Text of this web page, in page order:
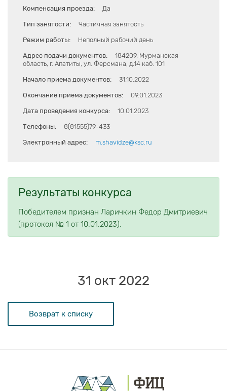
Компенсация проезда: Да
Тип занятости: Частичная занятость
Режим работы: Неполный рабочий день
Адрес подачи документов:
184209, Мурманская
область, г. Апатиты, ул. Ферсмана, д.14 каб. 101
Начало приема документов: 31.10.2022
Окончание приема документов: 09.01.2023
Дата проведения конкурса: 10.01.2023
Телефоны: 8(81555)79-433
Электронный адрес: m.shavidze@ksc.ru
Результаты конкурса
Победителем признан Ларичкин Федор Дмитриевич
(протокол № 1 от 10.01.2023).
Возврат к списку
31 окт 2022